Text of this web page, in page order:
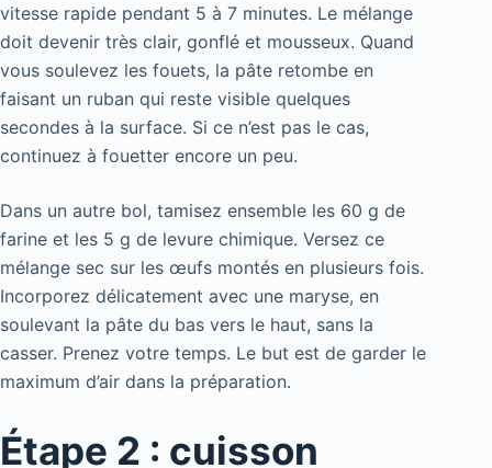
vitesse rapide pendant 5 à 7 minutes. Le mélange
doit devenir très clair, gonflé et mousseux. Quand
vous soulevez les fouets, la pâte retombe en
faisant un ruban qui reste visible quelques
secondes à la surface. Si ce n’est pas le cas,
continuez à fouetter encore un peu.
Dans un autre bol, tamisez ensemble les 60 g de
farine et les 5 g de levure chimique. Versez ce
mélange sec sur les œufs montés en plusieurs fois.
Incorporez délicatement avec une maryse, en
soulevant la pâte du bas vers le haut, sans la
casser. Prenez votre temps. Le but est de garder le
maximum d’air dans la préparation.
Étape 2 : cuisson